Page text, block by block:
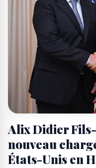
Alix Didier
nouveau
États-Unis en